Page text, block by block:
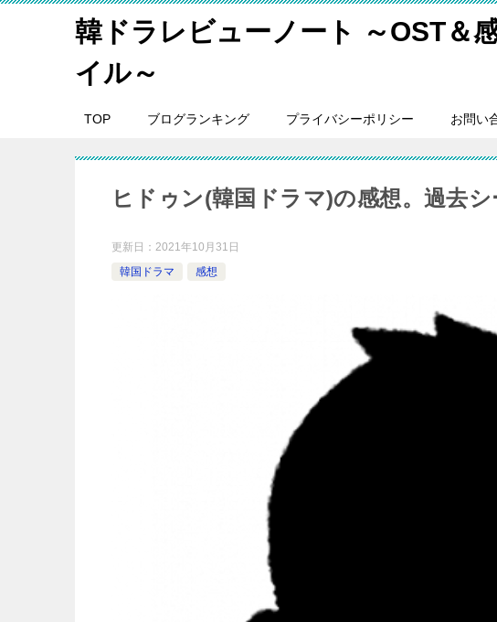
韓ドラレビューノート ～OST＆
イル～
TOP ブログランキング プライバシーポリシー お問い
ヒドゥン(韓国ドラマ)の感想。過去
更新日： 2021年10月31日
韓国ドラマ
感想